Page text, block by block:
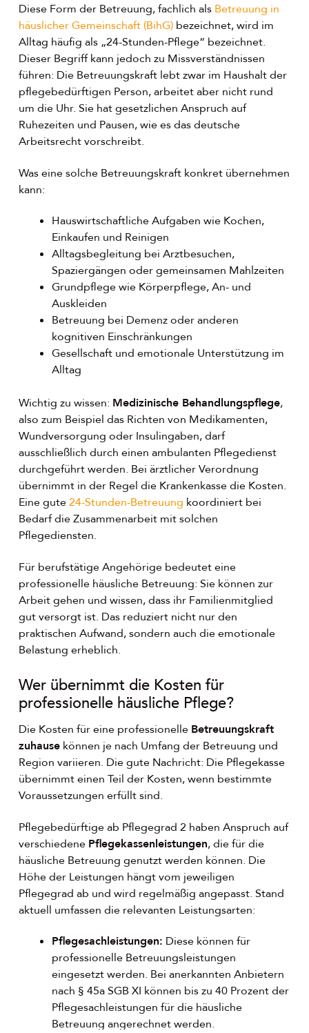
Diese Form der Betreuung, fachlich als Betreuung in
häuslicher Gemeinschaft (BihG) bezeichnet, wird im
Alltag häufig als „24-Stunden-Pflege“ bezeichnet.
Dieser Begriff kann jedoch zu Missverständnissen
führen: Die Betreuungskraft lebt zwar im Haushalt der
pflegebedürftigen Person, arbeitet aber nicht rund
um die Uhr. Sie hat gesetzlichen Anspruch auf
Ruhezeiten und Pausen, wie es das deutsche
Arbeitsrecht vorschreibt.
Was eine solche Betreuungskraft konkret übernehmen
kann:
Hauswirtschaftliche Aufgaben wie Kochen,
Einkaufen und Reinigen
Alltagsbegleitung bei Arztbesuchen,
Spaziergängen oder gemeinsamen Mahlzeiten
Grundpflege wie Körperpflege, An- und
Auskleiden
Betreuung bei Demenz oder anderen
kognitiven Einschränkungen
Gesellschaft und emotionale Unterstützung im
Alltag
Wichtig zu wissen: Medizinische Behandlungspflege,
also zum Beispiel das Richten von Medikamenten,
Wundversorgung oder Insulingaben, darf
ausschließlich durch einen ambulanten Pflegedienst
durchgeführt werden. Bei ärztlicher Verordnung
übernimmt in der Regel die Krankenkasse die Kosten.
Eine gute24-Stunden-Betreuung koordiniert bei
Bedarf die Zusammenarbeit mit solchen
Pflegediensten.
Für berufstätige Angehörige bedeutet eine
professionelle häusliche Betreuung: Sie können zur
Arbeit gehen und wissen, dass ihr Familienmitglied
gut versorgt ist. Das reduziert nicht nur den
praktischen Aufwand, sondern auch die emotionale
Belastung erheblich.
Wer übernimmt die Kosten für
professionelle häusliche Pflege?
Die Kosten für eine professionelle Betreuungskraft
zuhause können je nach Umfang der Betreuung und
Region variieren. Die gute Nachricht: Die Pflegekasse
übernimmt einen Teil der Kosten, wenn bestimmte
Voraussetzungen erfüllt sind.
Pflegebedürftige ab Pflegegrad 2 haben Anspruch auf
verschiedene Pflegekassenleistungen, die für die
häusliche Betreuung genutzt werden können. Die
Höhe der Leistungen hängt vom jeweiligen
Pflegegrad ab und wird regelmäßig angepasst. Stand
aktuell umfassen die relevanten Leistungsarten:
Pflegesachleistungen: Diese können für
professionelle Betreuungsleistungen
eingesetzt werden. Bei anerkannten Anbietern
nach § 45a SGB XI können bis zu 40 Prozent der
Pflegesachleistungen für die häusliche
Betreuung angerechnet werden.